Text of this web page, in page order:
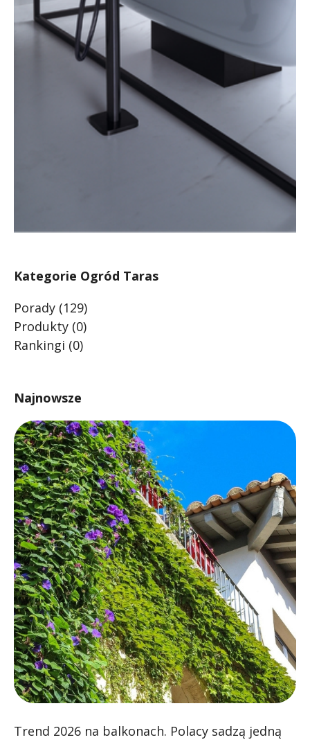
Kategorie Ogród Taras
Porady (129)
Produkty (0)
Rankingi (0)
Najnowsze
Trend 2026 na balkonach. Polacy sadzą jedną